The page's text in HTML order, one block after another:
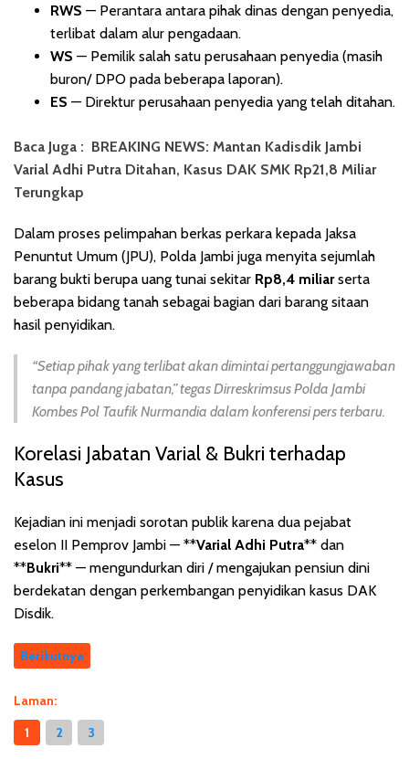
RWS — Perantara antara pihak dinas dengan penyedia,
terlibat dalam alur pengadaan.
WS — Pemilik salah satu perusahaan penyedia (masih
buron/ DPO pada beberapa laporan).
ES — Direktur perusahaan penyedia yang telah ditahan.
Baca Juga : BREAKING NEWS: Mantan Kadisdik Jambi
Varial Adhi Putra Ditahan, Kasus DAK SMK Rp21,8 Miliar
Terungkap
Dalam proses pelimpahan berkas perkara kepada Jaksa
Penuntut Umum (JPU), Polda Jambi juga menyita sejumlah
barang bukti berupa uang tunai sekitar Rp8,4 miliarserta
beberapa bidang tanah sebagai bagian dari barang sitaan
hasil penyidikan.
“Setiap pihak yang terlibat akan dimintai pertanggungjawaban
tanpa pandang jabatan,”tegas Dirreskrimsus Polda Jambi
Kombes Pol Taufik Nurmandia dalam konferensi pers terbaru.
Korelasi Jabatan Varial & Bukri terhadap
Kasus
Kejadian ini menjadi sorotan publik karena dua pejabat
eselon II Pemprov Jambi — **Varial Adhi Putra** dan
**Bukri** — mengundurkan diri / mengajukan pensiun dini
berdekatan dengan perkembangan penyidikan kasus DAK
Disdik.
Berikutnya
Laman:
1
2 3